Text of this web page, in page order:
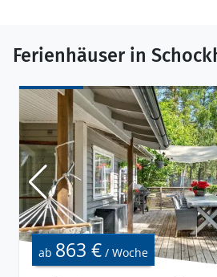
Ferienhäuser in
ab 863 € / Woche